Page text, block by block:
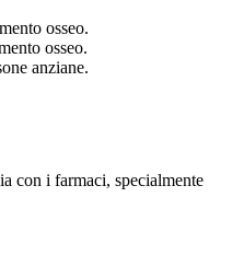
osseo.
osseo.
anziane.
con i farmaci, specialmente